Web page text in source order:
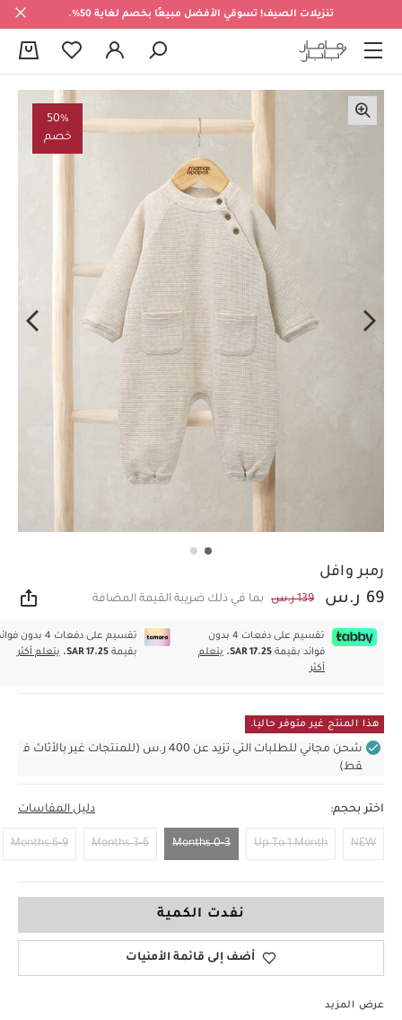
تنزيلات الصيف! تسوقي الأفضل مبيعًا بخصم لغاية 50%.
50%
خصم
رمبر وافل
69 ر.س 139 ر.س بما في ذلك ضريبة القيمة المضافة
تقسيم على دفعات 4 بدون
فوائد بقيمة SAR 17.25.
يتعلم
أكثر
تقسيم على دفعات 4 بدون
بقيمةSAR 17.25. يتعلم أكثر
هذا المنتج غير متوفر حاليا.
شحن مجاني للطلبات التي تزيد عن 400 ر.س (للمنتجات غير بالأثاث ف
قط)
اختر بحجم: دليل المقاسات
NEW
Up To 1 Month
0-3 Months
3-6 Months
6-9 Months
نفدت الكمية
أضف إلى قائمة الأمنيات
عرض المزيد